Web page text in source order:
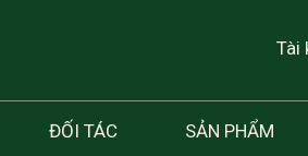
Tài
ĐỐI TÁC SẢN PHẨM